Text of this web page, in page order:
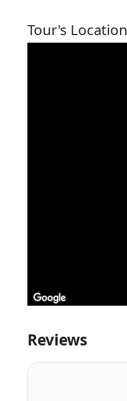
Tour's Location
Reviews